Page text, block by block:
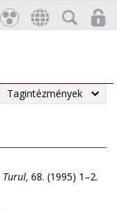
Tagintézmények
Turul, 68. (1995) 1–2.